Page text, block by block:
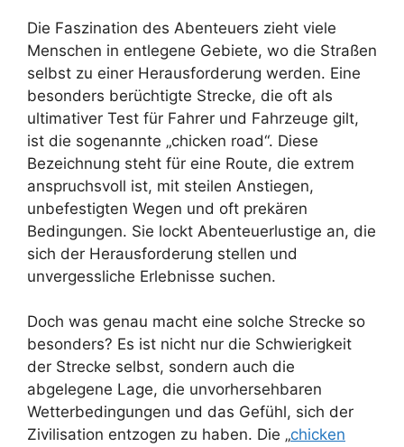
Die Faszination des Abenteuers zieht viele
Menschen in entlegene Gebiete, wo die Straßen
selbst zu einer Herausforderung werden. Eine
besonders berüchtigte Strecke, die oft als
ultimativer Test für Fahrer und Fahrzeuge gilt,
ist die sogenannte „chicken road“. Diese
Bezeichnung steht für eine Route, die extrem
anspruchsvoll ist, mit steilen Anstiegen,
unbefestigten Wegen und oft prekären
Bedingungen. Sie lockt Abenteuerlustige an, die
sich der Herausforderung stellen und
unvergessliche Erlebnisse suchen.
Doch was genau macht eine solche Strecke so
besonders? Es ist nicht nur die Schwierigkeit
der Strecke selbst, sondern auch die
abgelegene Lage, die unvorhersehbaren
Wetterbedingungen und das Gefühl, sich der
Zivilisation entzogen zu haben. Die „chicken